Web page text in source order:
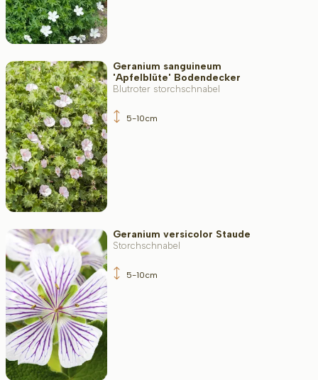
Geranium sanguineum
'Apfelblüte' Bodendecker
Blutroter storchschnabel
5-10cm
Geranium versicolor Staude
Storchschnabel
5-10cm